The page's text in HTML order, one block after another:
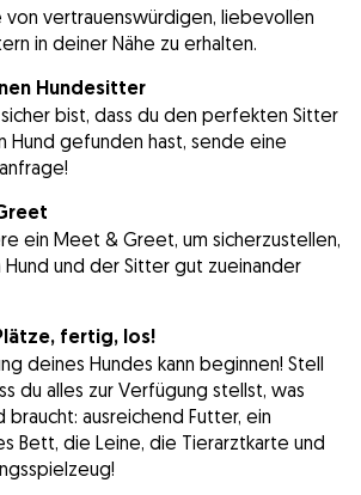
von vertrauenswürdigen, liebevollen
in deiner Nähe zu erhalten.
Hundesitter
bist, dass du den perfekten Sitter
Hund gefunden hast, sende eine
ein Meet & Greet, um sicherzustellen,
Hund und der Sitter gut zueinander
fertig, los!
deines Hundes kann beginnen! Stell
du alles zur Verfügung stellst, was
braucht: ausreichend Futter, ein
Bett, die Leine, die Tierarztkarte und